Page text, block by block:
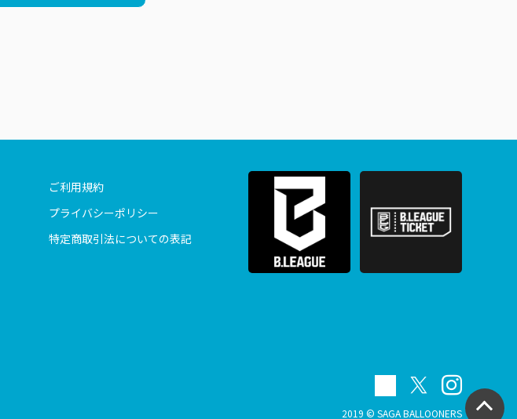
ご利用規約
プライバシーポリシー
特定商取引法についての表記
2019 © SAGA BALLOONERS